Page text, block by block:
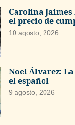
Carolina
el precio de
10 agosto, 2026
Noel Álvarez:
el español
9 agosto, 2026